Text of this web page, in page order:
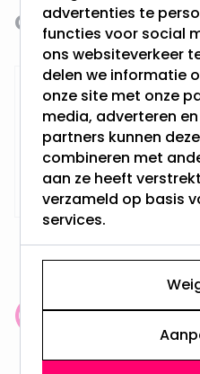
Navigating through the
Press to skip carousel
Gerelateerde
RTM
Op voorraad,
Maandag
meer dan 100.000
advertenties te
functies voor social
ons websiteverkeer
delen we informatie
onze site met onze
media, adverteren
partners kunnen
combineren met
aan ze heeft
verzameld op basis
services.